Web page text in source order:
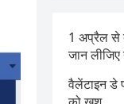
1 अप्रैल से
जान
वैलेंटाइन डे